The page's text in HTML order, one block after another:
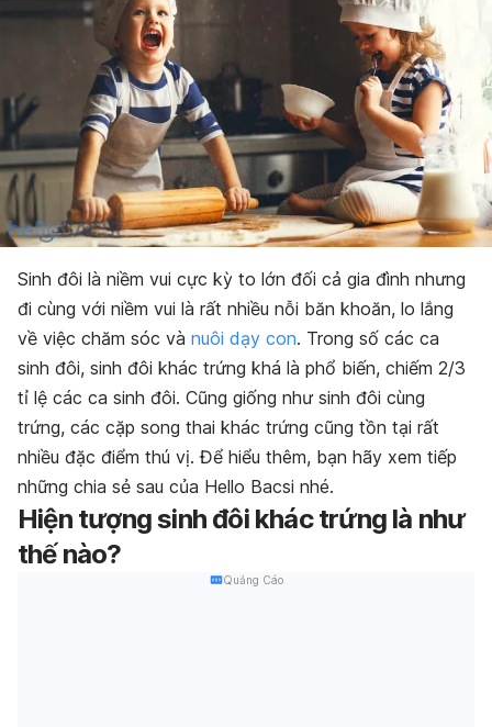
Sinh đôi là niềm vui cực kỳ to lớn đối cả gia đình nhưng
đi cùng với niềm vui là rất nhiều nỗi băn khoăn, lo lắng
về việc chăm sóc và nuôi dạy con. Trong số các ca
sinh đôi, sinh đôi khác trứng khá là phổ biến, chiếm 2/3
tỉ lệ các ca sinh đôi. Cũng giống như sinh đôi cùng
trứng, các cặp song thai khác trứng cũng tồn tại rất
nhiều đặc điểm thú vị. Để hiểu thêm, bạn hãy xem tiếp
những chia sẻ sau của Hello Bacsi nhé.
Hiện tượng sinh đôi khác trứng là như
thế nào?
Quảng Cáo